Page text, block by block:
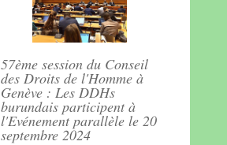
57ème session du Conseil
des Droits de l'Homme à
Genève : Les DDHs
burundais participent à
l'Evénement parallèle le 20
septembre 2024